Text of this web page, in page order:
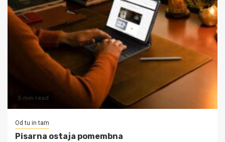
5 min read
Od tu in tam
Pisarna ostaja pomembna